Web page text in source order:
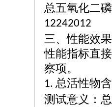
总五氧化二磷
12242012
三、性能效
性能指标直
察项。
1. 总活性物
测试意义：